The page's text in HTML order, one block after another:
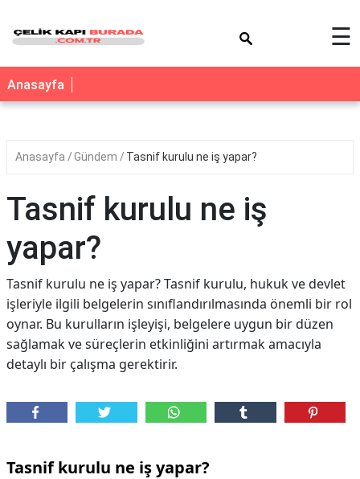
☰
Anasayfa
Anasayfa Gündem Tasnif kurulu ne iş yapar?
Tasnif kurulu ne iş
yapar?
Tasnif kurulu ne iş yapar? Tasnif kurulu, hukuk ve devlet
işleriyle ilgili belgelerin sınıflandırılmasında önemli bir rol
oynar. Bu kurulların işleyişi, belgelere uygun bir düzen
sağlamak ve süreçlerin etkinliğini artırmak amacıyla
detaylı bir çalışma gerektirir.
Tasnif kurulu ne iş yapar?